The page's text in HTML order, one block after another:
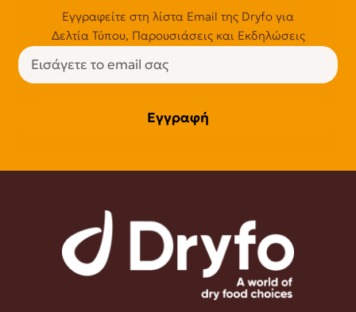
Εγγραφείτε στη λίστα Email της Dryfo για
Δελτία Τύπου, Παρουσιάσεις και Εκδηλώσεις
Εγγραφή